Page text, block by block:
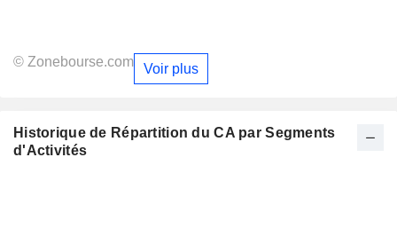
© Zonebourse.com Voir plus
Historique de Répartition du CA par Segments
d'Activités